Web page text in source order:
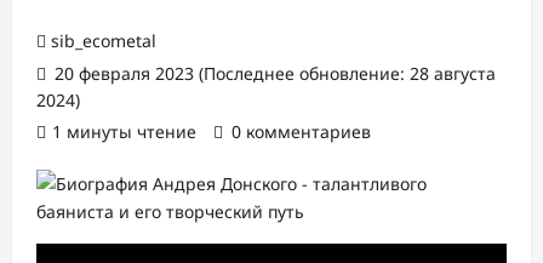
sib_ecometal
20 февраля 2023 (Последнее обновление: 28 августа
2024)
1 минуты чтение
0 комментариев